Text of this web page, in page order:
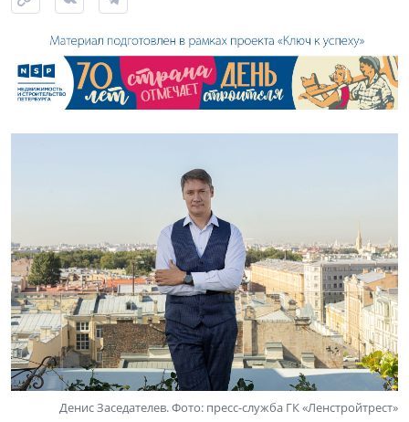
Денис Заседателев. Фото: пресс-служба ГК «Ленстройтрест»